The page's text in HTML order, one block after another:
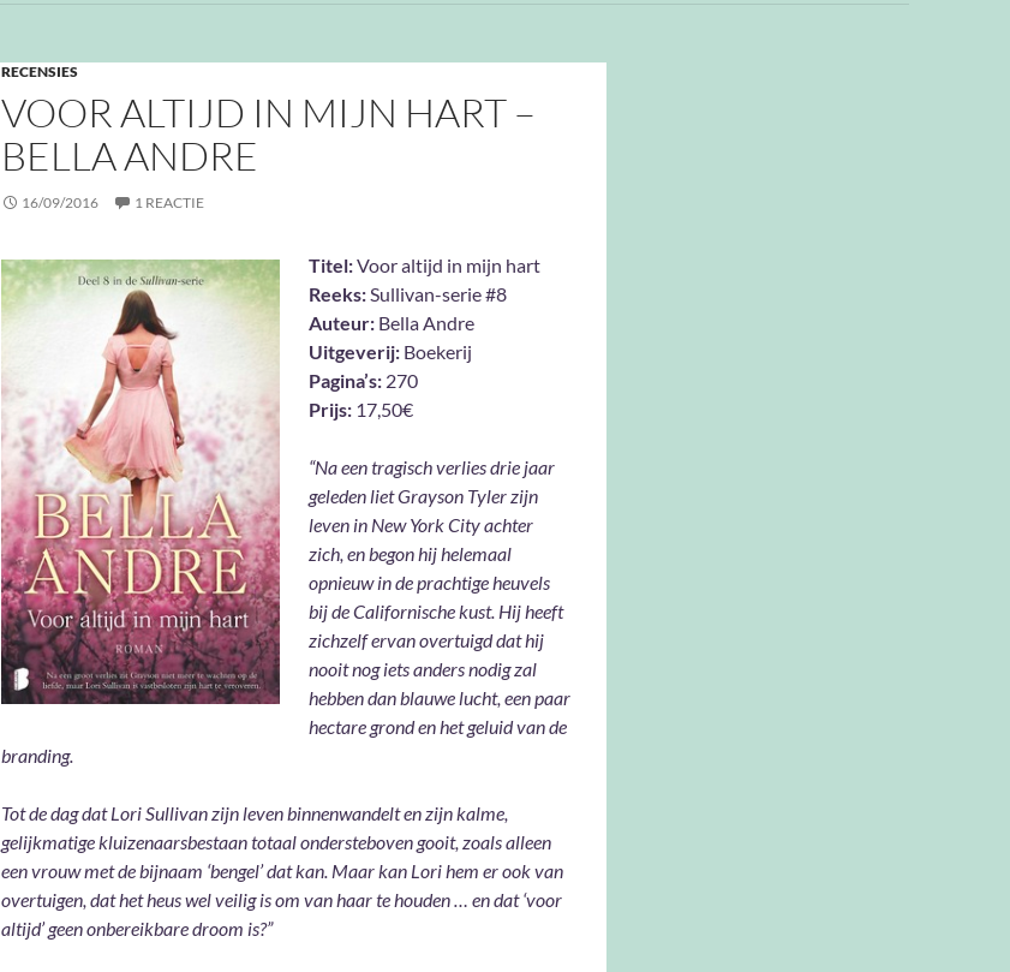
RECENSIES
VOOR ALTIJD IN MIJN HART –
BELLA ANDRE
16/09/2016 1 REACTIE
Titel:Voor altijd in mijn hart
Reeks:Sullivan-serie #8
Auteur: Bella Andre
Uitgeverij: Boekerij
Pagina’s: 270
Prijs: 17,50€
“Na een tragisch verlies drie jaar
geleden liet Grayson Tyler zijn
leven in New York City achter
zich, en begon hij helemaal
opnieuw in de prachtige heuvels
bij de Californische kust. Hij heeft
zichzelf ervan overtuigd dat hij
nooit nog iets anders nodig zal
hebben dan blauwe lucht, een paar
hectare grond en het geluid van de
branding.
Tot de dag dat Lori Sullivan zijn leven binnenwandelt en zijn kalme,
gelijkmatige kluizenaarsbestaan totaal ondersteboven gooit, zoals alleen
een vrouw met de bijnaam ‘bengel’ dat kan. Maar kan Lori hem er ook van
overtuigen, dat het heus wel veilig is om van haar te houden … en dat ‘voor
altijd’ geen onbereikbare droom is?”